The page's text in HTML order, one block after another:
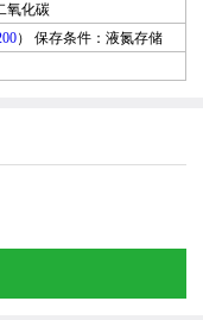
氧化碳
）
保存条件：液氮存储